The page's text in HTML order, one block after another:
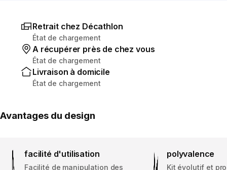
Retrait chez Décathlon
État de chargement
A récupérer près de chez vous
État de chargement
Livraison à domicile
État de chargement
Avantages du design
facilité d'utilisation
Facilité de manipulation des
polyvalence
Kit évolutif et